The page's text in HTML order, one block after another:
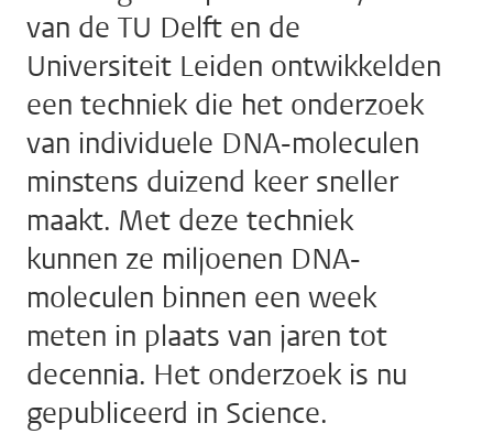
van de TU Delft en de
Universiteit Leiden ontwikkelden
een techniek die het onderzoek
van individuele DNA-moleculen
minstens duizend keer sneller
maakt. Met deze techniek
kunnen ze miljoenen DNA-
moleculen binnen een week
meten in plaats van jaren tot
decennia. Het onderzoek is nu
gepubliceerd in Science.